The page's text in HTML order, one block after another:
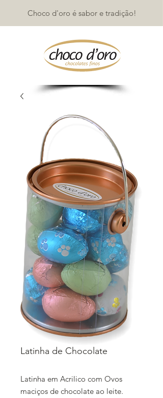
Choco d'oro é sabor e tradição!
Latinha de Chocolate
Latinha em Acrilico com Ovos
maciços de chocolate ao leite.